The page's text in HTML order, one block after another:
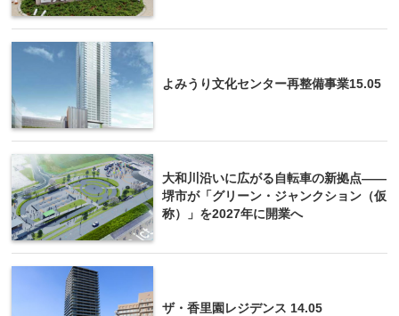
よみうり文化センター再整備事業15.05
大和川沿いに広がる自転車の新拠点――
堺市が「グリーン・ジャンクション（仮
称）」を2027年に開業へ
ザ・香里園レジデンス 14.05